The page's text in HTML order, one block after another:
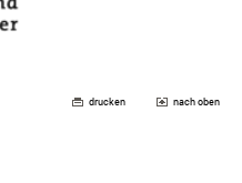
drucken nach oben